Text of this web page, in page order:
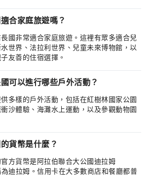
合家庭旅遊嗎？
國非常適合家庭旅遊。這裡有眾多適合兒
世界、法拉利世界、兒童未來博物館，以
友善的住宿選擇。
可以進行哪些戶外活動？
多樣的戶外活動，包括在紅樹林國家公園
沙體驗、海灘水上運動，以及參觀動物園
貨幣是什麼？
方貨幣是阿拉伯聯合大公國迪拉姆
為迪拉姆。信用卡在大多數商店和餐廳都普